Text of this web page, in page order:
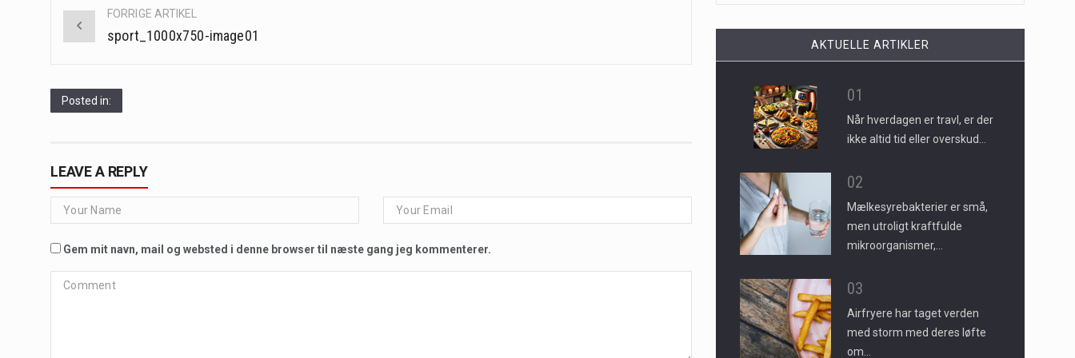
Post
navigation
FORRIGE ARTIKEL
sport_1000x750-image01
Posted in:
LEAVE A REPLY
Gem mit navn, mail og websted i denne browser til næste gang jeg kommenterer.
AKTUELLE ARTIKLER
01
Når hverdagen er travl, er der
ikke altid tid eller overskud…
02
Mælkesyrebakterier er små,
men utroligt kraftfulde
mikroorganismer,…
03
Airfryere har taget verden
med storm med deres løfte
om…